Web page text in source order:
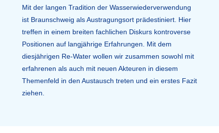
Mit der langen Tradition der Wasserwiederverwendung
ist Braunschweig als Austragungsort prädestiniert. Hier
treffen in einem breiten fachlichen Diskurs kontroverse
Positionen auf langjährige Erfahrungen. Mit dem
diesjährigen Re-Water wollen wir zusammen sowohl mit
erfahrenen als auch mit neuen Akteuren in diesem
Themenfeld in den Austausch treten und ein erstes Fazit
ziehen.